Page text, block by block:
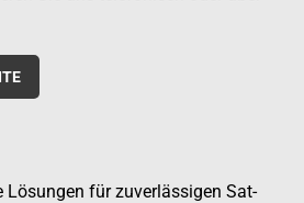
Lösungen für zuverlässigen Sat-